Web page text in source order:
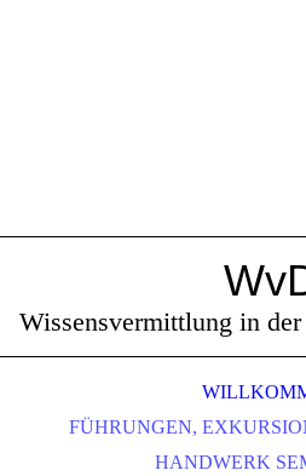
Wissensvermittlung in
FÜHRUNGEN,
SÄCHSISCHE KLEIN-
HANDWERK